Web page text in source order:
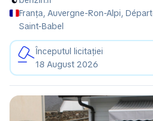
Franța, Auvergne-Ron-Alpi,
Saint-Babel
Începutul licitației
18 August 2026